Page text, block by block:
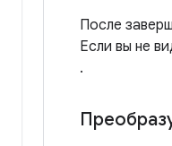
После
Если вы не
.